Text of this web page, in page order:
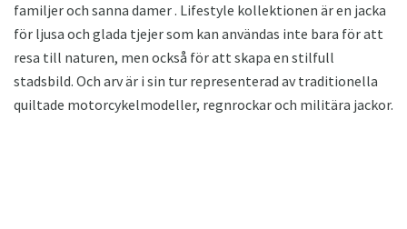
familjer och sanna damer . Lifestyle kollektionen är en jacka
för ljusa och glada tjejer som kan användas inte bara för att
resa till naturen, men också för att skapa en stilfull
stadsbild. Och arv är i sin tur representerad av traditionella
quiltade motorcykelmodeller, regnrockar och militära jackor.